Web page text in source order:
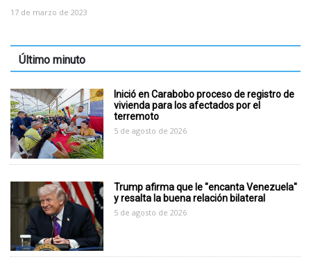
17 de marzo de 2023
Último minuto
Inició en Carabobo proceso de registro de
vivienda para los afectados por el
terremoto
5 de agosto de 2026
Trump afirma que le "encanta Venezuela"
y resalta la buena relación bilateral
5 de agosto de 2026